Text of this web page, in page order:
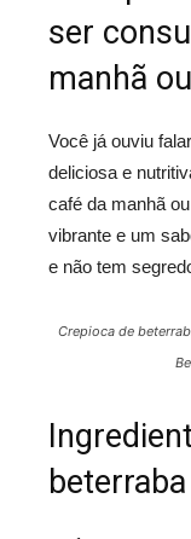
ser
manhã
Você já ouviu
deliciosa e
café da manhã
vibrante e um
e não tem
Crepioca de
beterraba